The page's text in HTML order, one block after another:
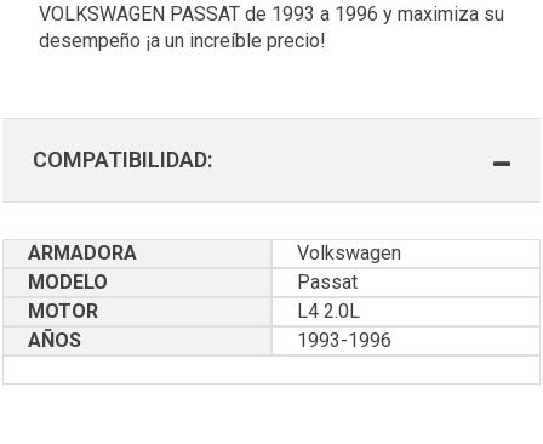
VOLKSWAGEN PASSAT de 1993 a 1996 y maximiza su
desempeño ¡a un increíble precio!
COMPATIBILIDAD:
ARMADORA
Volkswagen
MODELO
Passat
MOTOR
L4 2.0L
AÑOS
1993-1996